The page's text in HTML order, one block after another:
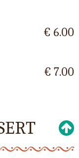
€ 6.00
€ 7.00